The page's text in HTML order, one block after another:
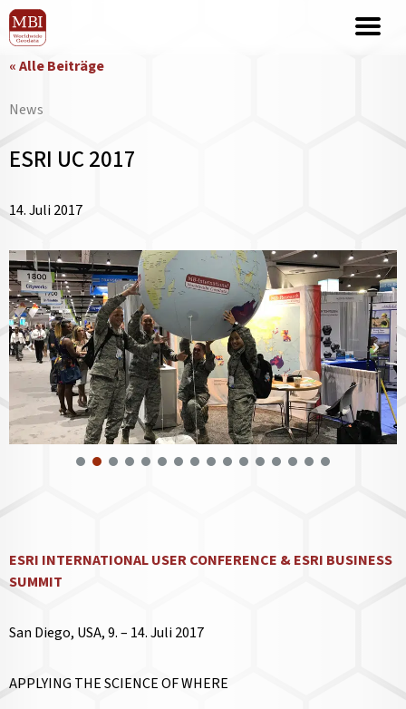
« Alle Beiträge
News
ESRI UC 2017
14. Juli 2017
ESRI INTERNATIONAL USER CONFERENCE & ESRI BUSINESS
SUMMIT
San Diego, USA, 9. – 14. Juli 2017
APPLYING THE SCIENCE OF WHERE